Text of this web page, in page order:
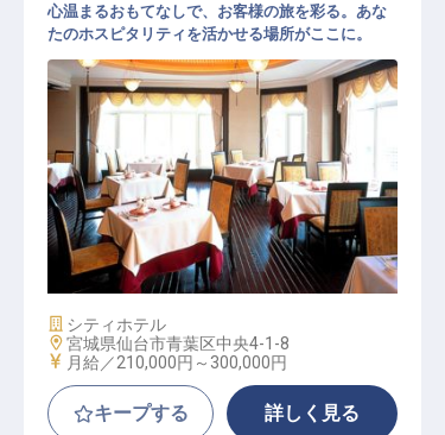
フロント
心温まるおもてなしで、お客様の旅を彩る。あな
たのホスピタリティを活かせる場所がここに。
施設業態
シティホテル
勤務地
宮城県仙台市青葉区中央4-1-8
給与
月給／210,000円～ 300,000円
キープする 詳しく見る